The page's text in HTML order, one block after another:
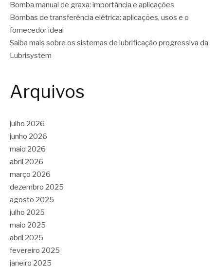
Bomba manual de graxa: importância e aplicações
Bombas de transferência elétrica: aplicações, usos e o
fornecedor ideal
Saiba mais sobre os sistemas de lubrificação progressiva da
Lubrisystem
Arquivos
julho 2026
junho 2026
maio 2026
abril 2026
março 2026
dezembro 2025
agosto 2025
julho 2025
maio 2025
abril 2025
fevereiro 2025
janeiro 2025